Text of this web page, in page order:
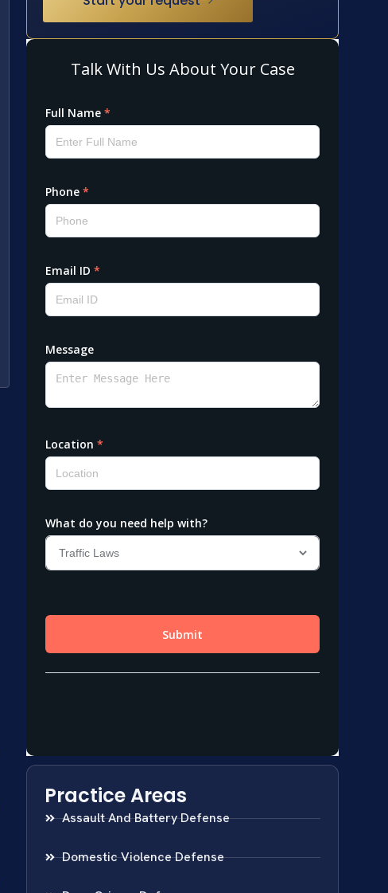
Practice Areas
Assault And Battery Defense
Domestic Violence Defense